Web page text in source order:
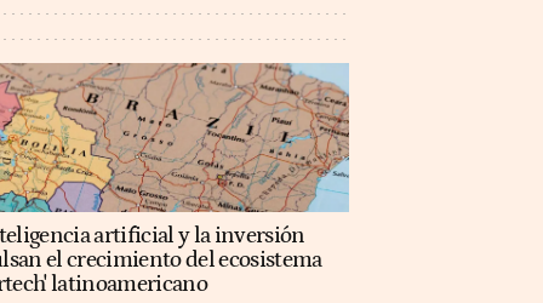
artificial y la inversión
el crecimiento del ecosistema
latinoamericano